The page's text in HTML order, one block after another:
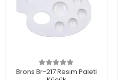
Brons Br-217 Resim Paleti